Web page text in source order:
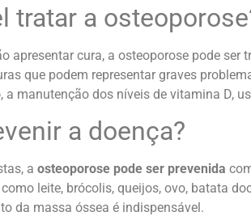
tratar a
apresentar cura, a osteoporose pode
que podem representar graves
, a manutenção dos níveis de vitamina D,
a doença?
a osteoporose pode ser prevenida
leite, brócolis, queijos, ovo, batata
da massa óssea é indispensável.